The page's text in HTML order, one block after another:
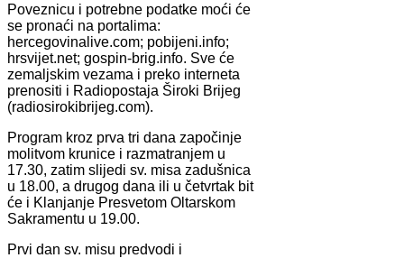
Poveznicu i potrebne podatke moći će
se pronaći na portalima:
hercegovinalive.com; pobijeni.info;
hrsvijet.net; gospin-brig.info. Sve će
zemaljskim vezama i preko interneta
prenositi i Radiopostaja Široki Brijeg
(radiosirokibrijeg.com).
Program kroz prva tri dana započinje
molitvom krunice i razmatranjem u
17.30, zatim slijedi sv. misa zadušnica
u 18.00, a drugog dana ili u četvrtak bit
će i Klanjanje Presvetom Oltarskom
Sakramentu u 19.00.
Prvi dan sv. misu predvodi i